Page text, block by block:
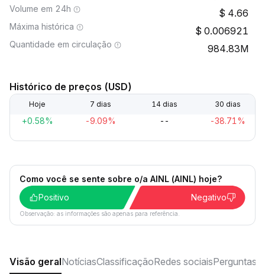
Volume em 24h 4.66
Máxima histórica 0.006921
Quantidade em circulação 984.83M
Histórico de preços (USD)
Hoje 7 dias 14 dias 30 dias
+0.58% -9.09% -- -38.71%
Como você se sente sobre o/a AINL (AINL) hoje?
Positivo
Negativo
Observação: as informações são apenas para referência.
Visão geralNotíciasClassificaçãoRedes sociaisPerguntas